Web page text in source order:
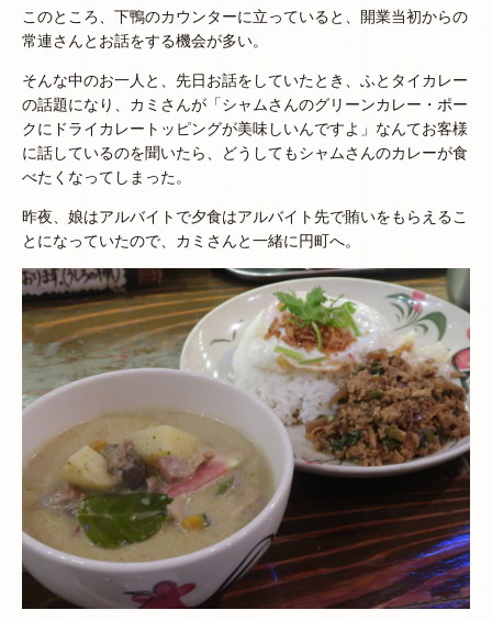
このところ、下鴨のカウンターに立っていると、開業当初からの
常連さんとお話をする機会が多い。
そんな中のお一人と、先日お話をしていたとき、ふとタイカレー
の話題になり、カミさんが「シャムさんのグリーンカレー・ポー
クにドライカレートッピングが美味しいんですよ」なんてお客様
に話しているのを聞いたら、どうしてもシャムさんのカレーが食
べたくなってしまった。
昨夜、娘はアルバイトで夕食はアルバイト先で賄いをもらえるこ
とになっていたので、カミさんと一緒に円町へ。